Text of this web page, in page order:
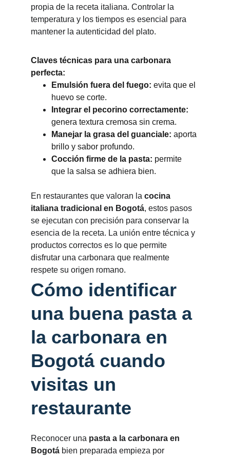
propia de la receta italiana. Controlar la
temperatura y los tiempos es esencial para
mantener la autenticidad del plato.
Claves técnicas para una carbonara
perfecta:
Emulsión fuera del fuego: evita que el
huevo se corte.
Integrar el pecorino correctamente:
genera textura cremosa sin crema.
Manejar la grasa del guanciale: aporta
brillo y sabor profundo.
Cocción firme de la pasta: permite
que la salsa se adhiera bien.
En restaurantes que valoran la cocina
italiana tradicional en Bogotá, estos pasos
se ejecutan con precisión para conservar la
esencia de la receta. La unión entre técnica y
productos correctos es lo que permite
disfrutar una carbonara que realmente
respete su origen romano.
Cómo identificar
una buena pasta a
la carbonara en
Bogotá cuando
visitas un
restaurante
Reconocer una pasta a la carbonara en
Bogotá bien preparada empieza por